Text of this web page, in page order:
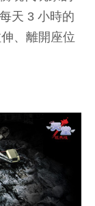
天 3 小時的
、離開座位